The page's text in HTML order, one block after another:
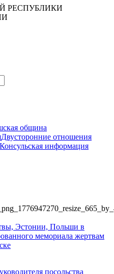
РЕСПУБЛИКИ
община
Двусторонние отношения
Консульская информация
Эстонии, Польши в
мемориала жертвам